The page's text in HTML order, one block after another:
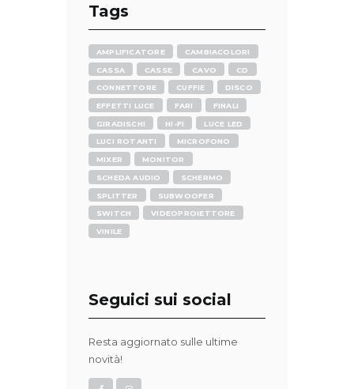
Tags
AMPLIFICATORE CAMBIACOLORI
CASSA CASSE CAVO CD
CONNETTORE CUFFIE DISCO
EFFETTI LUCE FARI FINALI
GIRADISCHI HI-FI LUCE LED
LUCI ROTANTI MICROFONO
MIXER MONITOR
SCHEDA AUDIO SCHERMO
SPLITTER SUBWOOFER
SWITCH VIDEOPROIETTORE
VINILE
Seguici sui social
Resta aggiornato sulle ultime
novità!